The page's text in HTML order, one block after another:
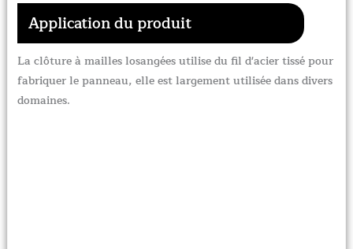
Application du produit
La clôture à mailles losangées utilise du fil d'acier tissé pour
fabriquer le panneau, elle est largement utilisée dans divers
domaines.